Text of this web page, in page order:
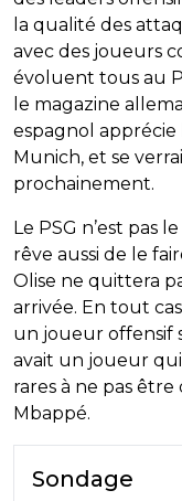
la qualité des
avec des joueurs
évoluent tous au
le magazine
espagnol
Munich, et se
prochainement.
Le PSG n’est pas
rêve aussi de le
Olise ne quittera
arrivée. En tout
un joueur offensif
avait un joueur qui
rares à ne pas
Mbappé.
Sondage